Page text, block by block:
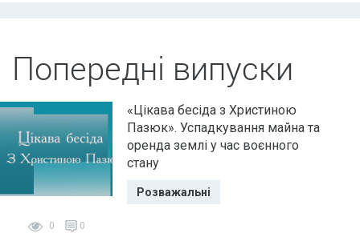
Попередні випуски
0 0
«Цікава бесіда з Христиною
Пазюк». Успадкування майна та
оренда землі у час воєнного
стану
Розважальні